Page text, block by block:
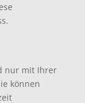
nur mit Ihrer
können